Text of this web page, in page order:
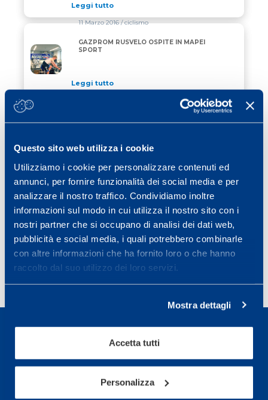
Questo sito web utilizza i cookie
Utilizziamo i cookie per personalizzare contenuti ed
annunci, per fornire funzionalità dei social media e per
analizzare il nostro traffico. Condividiamo inoltre
informazioni sul modo in cui utilizza il nostro sito con i
nostri partner che si occupano di analisi dei dati web,
pubblicità e social media, i quali potrebbero combinarle
con altre informazioni che ha fornito loro o che hanno
raccolto dal suo utilizzo dei loro servizi.
Mostra dettagli
Accetta tutti
Personalizza
Leggi tutto
GAZPROM RUSVELO OSPITE IN MAPEI SPORT
11 Marzo 2016/ ciclismo
GAZPROM RUSVELO OSPITE IN MAPEI
SPORT
Leggi tutto
16 Marzo 2016 / news
PETER FILL VINCE LA DISCESA LIBERA
Leggi tutto
Sport Service Mapei S.r.l. - Via Busto Fagnano 38,